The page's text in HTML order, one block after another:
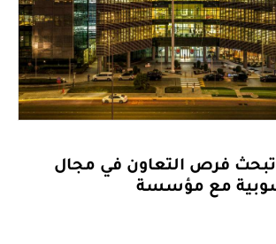
تبحث فرص التعاون في مجال
مع مؤسسة